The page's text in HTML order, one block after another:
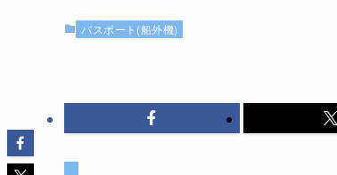
バスボート(船外機)